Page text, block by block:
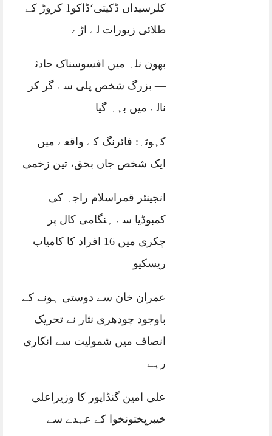
کلرسیداں ڈکیتی‘ڈاکو1 کروڑ کے
طلائی زیورات لے اڑے
بھون نلہ میں افسوسناک حادثہ
— بزرگ شخص پلی سے گر کر
نالے میں بہہ گیا
کہوٹہ: فائرنگ کے واقعے میں
ایک شخص جاں بحق، تین زخمی
انجینئر قمراسلام راجہ کی
کمبوڈیا سے ہنگامی کال پر
چکری میں 16 افراد کا کامیاب
ریسکیو
عمران خان سے دوستی ہونے کے
باوجود چودھری نثار نے تحریک
انصاف میں شمولیت سے انکاری
رہے
علی امین گنڈاپور کا وزیراعلیٰ
خیبرپختونخوا کے عہدے سے